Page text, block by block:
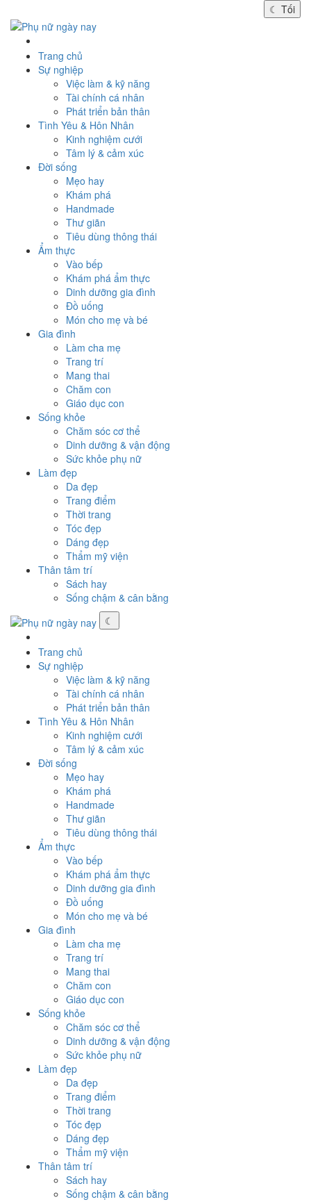
☾ Tối
Trang chủ
Sự nghiệp
Việc làm & kỹ năng
Tài chính cá nhân
Phát triển bản thân
Tình Yêu & Hôn Nhân
Kinh nghiệm cưới
Tâm lý & cảm xúc
Đời sống
Mẹo hay
Khám phá
Handmade
Thư giãn
Tiêu dùng thông thái
Ẩm thực
Vào bếp
Khám phá ẩm thực
Dinh dưỡng gia đình
Đồ uống
Món cho mẹ và bé
Gia đình
Làm cha mẹ
Trang trí
Mang thai
Chăm con
Giáo dục con
Sống khỏe
Chăm sóc cơ thể
Dinh dưỡng & vận động
Sức khỏe phụ nữ
Làm đẹp
Da đẹp
Trang điểm
Thời trang
Tóc đẹp
Dáng đẹp
Thẩm mỹ viện
Thân tâm trí
Sách hay
Sống chậm & cân bằng
☾
Trang chủ
Sự nghiệp
Việc làm & kỹ năng
Tài chính cá nhân
Phát triển bản thân
Tình Yêu & Hôn Nhân
Kinh nghiệm cưới
Tâm lý & cảm xúc
Đời sống
Mẹo hay
Khám phá
Handmade
Thư giãn
Tiêu dùng thông thái
Ẩm thực
Vào bếp
Khám phá ẩm thực
Dinh dưỡng gia đình
Đồ uống
Món cho mẹ và bé
Gia đình
Làm cha mẹ
Trang trí
Mang thai
Chăm con
Giáo dục con
Sống khỏe
Chăm sóc cơ thể
Dinh dưỡng & vận động
Sức khỏe phụ nữ
Làm đẹp
Da đẹp
Trang điểm
Thời trang
Tóc đẹp
Dáng đẹp
Thẩm mỹ viện
Thân tâm trí
Sách hay
Sống chậm & cân bằng